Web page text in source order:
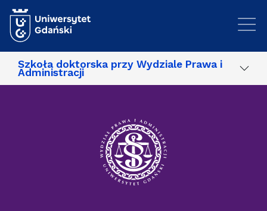
Szkoła doktorska przy Wydziale Prawa i
Administracji